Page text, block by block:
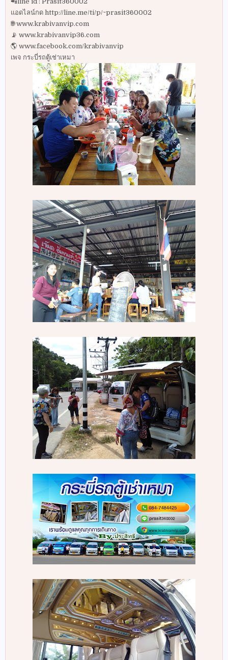
แอดไลน์กด http://line.me/ti/p/~prasit360002
🌐 www.krabivanvip.com
📡 www.krabivanvip36.com
🌎 www.facebook.com/krabivanvip
เพจ กระบี่รถตู้เช่าเหมา